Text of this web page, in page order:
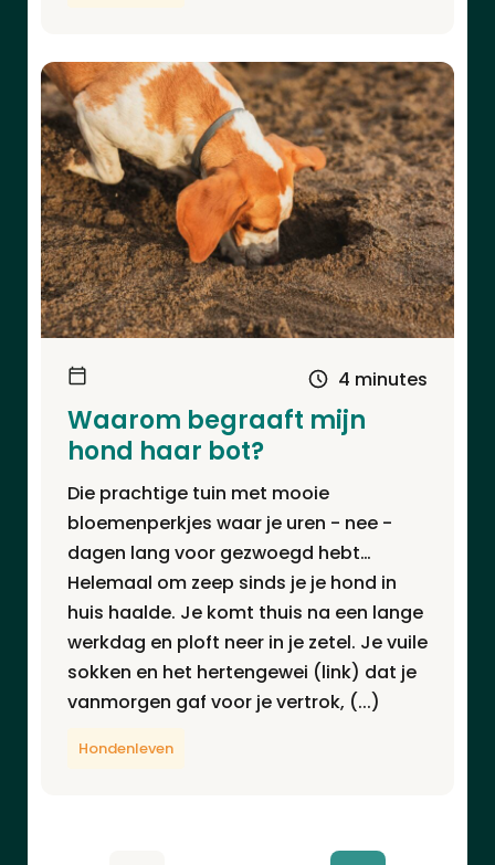
4 minutes
Waarom begraaft mijn
hond haar bot?
Die prachtige tuin met mooie
bloemenperkjes waar je uren - nee -
dagen lang voor gezwoegd hebt…
Helemaal om zeep sinds je je hond in
huis haalde. Je komt thuis na een lange
werkdag en ploft neer in je zetel. Je vuile
sokken en het hertengewei (link) dat je
vanmorgen gaf voor je vertrok, (...)
Hondenleven